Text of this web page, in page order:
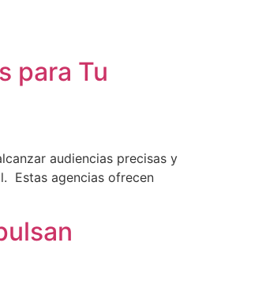
para Tu
audiencias precisas y
Estas agencias ofrecen